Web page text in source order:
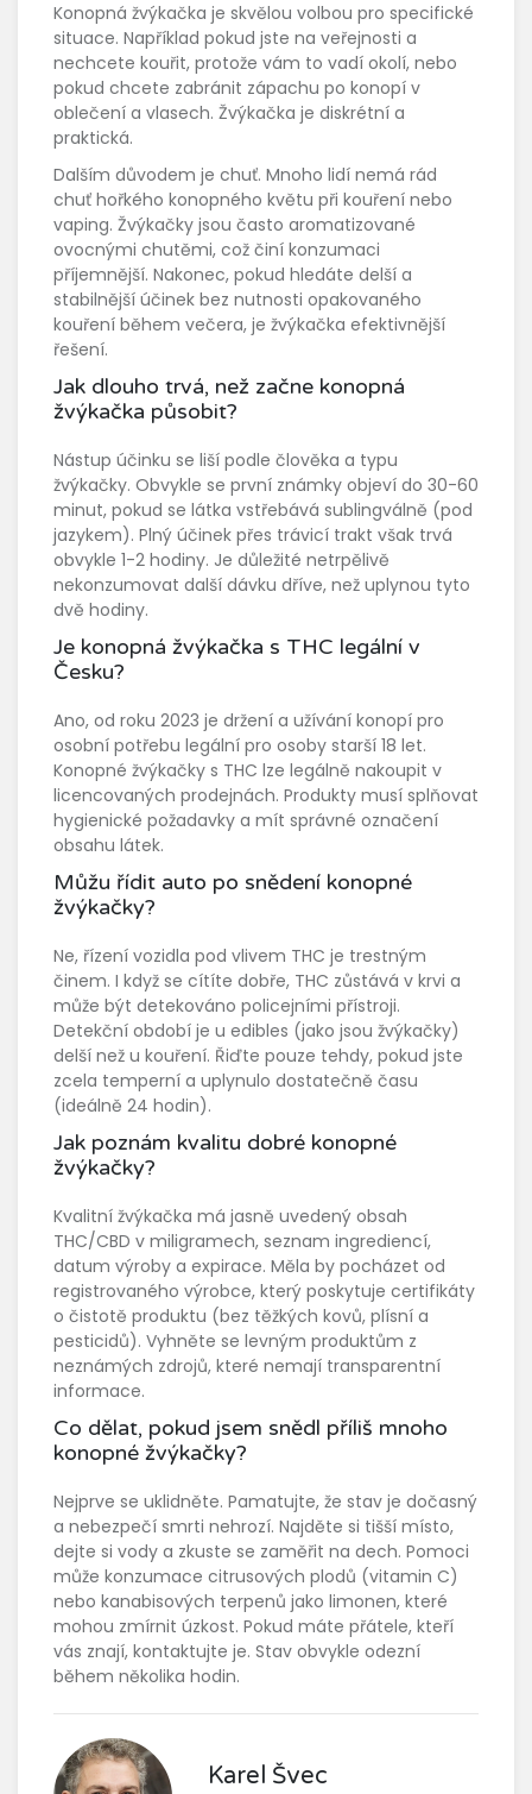
Konopná žvýkačka je skvělou volbou pro specifické
situace. Například pokud jste na veřejnosti a
nechcete kouřit, protože vám to vadí okolí, nebo
pokud chcete zabránit zápachu po konopí v
oblečení a vlasech. Žvýkačka je diskrétní a
praktická.
Dalším důvodem je chuť. Mnoho lidí nemá rád
chuť hořkého konopného květu při kouření nebo
vaping. Žvýkačky jsou často aromatizované
ovocnými chutěmi, což činí konzumaci
příjemnější. Nakonec, pokud hledáte delší a
stabilnější účinek bez nutnosti opakovaného
kouření během večera, je žvýkačka efektivnější
řešení.
Jak dlouho trvá, než začne konopná
žvýkačka působit?
Nástup účinku se liší podle člověka a typu
žvýkačky. Obvykle se první známky objeví do 30-60
minut, pokud se látka vstřebává sublingválně (pod
jazykem). Plný účinek přes trávicí trakt však trvá
obvykle 1-2 hodiny. Je důležité netrpělivě
nekonzumovat další dávku dříve, než uplynou tyto
dvě hodiny.
Je konopná žvýkačka s THC legální v
Česku?
Ano, od roku 2023 je držení a užívání konopí pro
osobní potřebu legální pro osoby starší 18 let.
Konopné žvýkačky s THC lze legálně nakoupit v
licencovaných prodejnách. Produkty musí splňovat
hygienické požadavky a mít správné označení
obsahu látek.
Můžu řídit auto po snědení konopné
žvýkačky?
Ne, řízení vozidla pod vlivem THC je trestným
činem. I když se cítíte dobře, THC zůstává v krvi a
může být detekováno policejními přístroji.
Detekční období je u edibles (jako jsou žvýkačky)
delší než u kouření. Řiďte pouze tehdy, pokud jste
zcela temperní a uplynulo dostatečně času
(ideálně 24 hodin).
Jak poznám kvalitu dobré konopné
žvýkačky?
Kvalitní žvýkačka má jasně uvedený obsah
THC/CBD v miligramech, seznam ingrediencí,
datum výroby a expirace. Měla by pocházet od
registrovaného výrobce, který poskytuje certifikáty
o čistotě produktu (bez těžkých kovů, plísní a
pesticidů). Vyhněte se levným produktům z
neznámých zdrojů, které nemají transparentní
informace.
Co dělat, pokud jsem snědl příliš mnoho
konopné žvýkačky?
Nejprve se uklidněte. Pamatujte, že stav je dočasný
a nebezpečí smrti nehrozí. Najděte si tišší místo,
dejte si vody a zkuste se zaměřit na dech. Pomoci
může konzumace citrusových plodů (vitamin C)
nebo kanabisových terpenů jako limonen, které
mohou zmírnit úzkost. Pokud máte přátele, kteří
vás znají, kontaktujte je. Stav obvykle odezní
během několika hodin.
Karel Švec